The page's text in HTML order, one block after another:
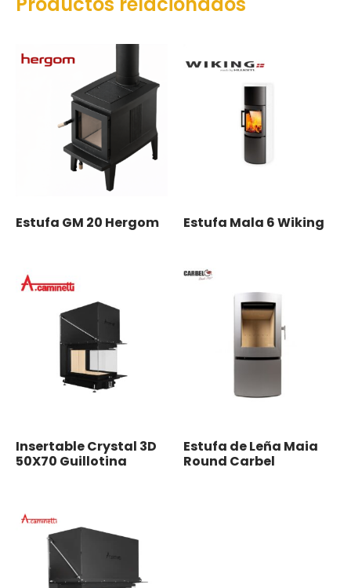
Estufa GM 20 Hergom Estufa Mala 6 Wiking
Insertable Crystal 3D
50X70 Guillotina
Estufa de Leña Maia
Round Carbel